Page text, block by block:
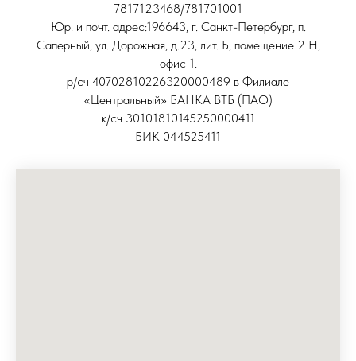
7817123468/781701001
Юр. и почт. адрес:196643, г. Санкт-Петербург, п.
Саперный, ул. Дорожная, д.23, лит. Б, помещение 2 Н,
офис 1.
р/сч 40702810226320000489 в Филиале
«Центральный» БАНКА ВТБ (ПАО)
к/сч 30101810145250000411
БИК 044525411